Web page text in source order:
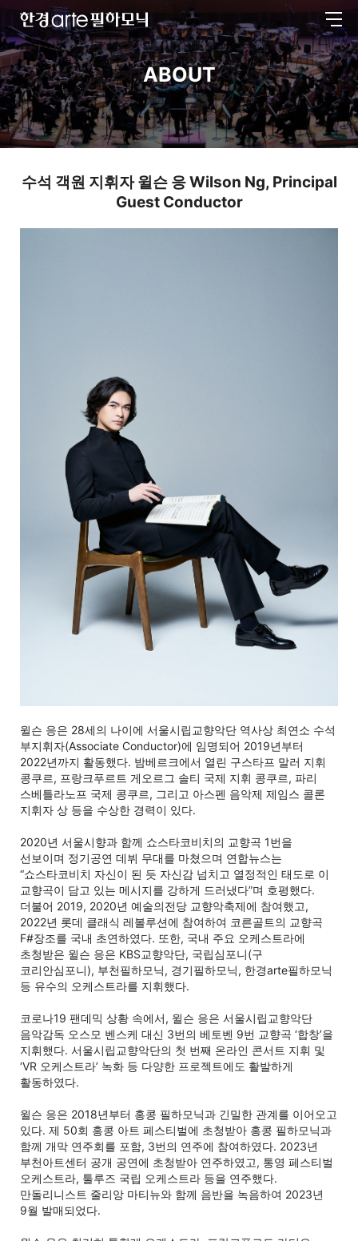
한
경
arte
필
하
모
닉
전
체
메
뉴
ABOUT
수석 객원 지휘자 윌슨 응Wilson Ng, Principal
Guest Conductor
윌슨 응은 28세의 나이에 서울시립교향악단 역사상 최연소 수석
부지휘자(Associate Conductor)에 임명되어 2019년부터
2022년까지 활동했다. 밤베르크에서 열린 구스타프 말러 지휘
콩쿠르, 프랑크푸르트 게오르그 솔티 국제 지휘 콩쿠르, 파리
스베틀라노프 국제 콩쿠르, 그리고 아스펜 음악제 제임스 콜론
지휘자 상 등을 수상한 경력이 있다.
2020년 서울시향과 함께 쇼스타코비치의 교향곡 1번을
선보이며 정기공연 데뷔 무대를 마쳤으며 연합뉴스는
“쇼스타코비치 자신이 된 듯 자신감 넘치고 열정적인 태도로 이
교향곡이 담고 있는 메시지를 강하게 드러냈다”며 호평했다.
더불어 2019, 2020년 예술의전당 교향악축제에 참여했고,
2022년 롯데 클래식 레볼루션에 참여하여 코른골트의 교향곡
F#장조를 국내 초연하였다. 또한, 국내 주요 오케스트라에
초청받은 윌슨 응은 KBS교향악단, 국립심포니(구
코리안심포니), 부천필하모닉, 경기필하모닉, 한경arte필하모닉
등 유수의 오케스트라를 지휘했다.
코로나19 팬데믹 상황 속에서, 윌슨 응은 서울시립교향악단
음악감독 오스모 벤스케 대신 3번의 베토벤 9번 교향곡 ‘합창’을
지휘했다. 서울시립교향악단의 첫 번째 온라인 콘서트 지휘 및
‘VR 오케스트라’ 녹화 등 다양한 프로젝트에도 활발하게
활동하였다.
윌슨 응은 2018년부터 홍콩 필하모닉과 긴밀한 관계를 이어오고
있다. 제 50회 홍콩 아트 페스티벌에 초청받아 홍콩 필하모닉과
함께 개막 연주회를 포함, 3번의 연주에 참여하였다. 2023년
부천아트센터 공개 공연에 초청받아 연주하였고, 통영 페스티벌
오케스트라, 툴루즈 국립 오케스트라 등을 연주했다.
만돌리니스트 줄리앙 마티뉴와 함께 음반을 녹음하여 2023년
9월 발매되었다.